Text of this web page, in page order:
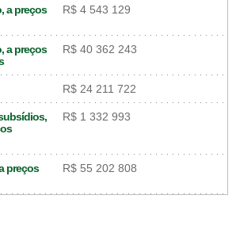
a preços
R$ 4 543 129
a preços
R$ 40 362 243
R$ 24 211 722
R$ 1 332 993
preços
R$ 55 202 808